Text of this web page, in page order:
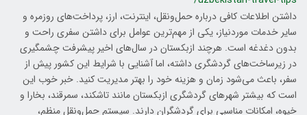
داشتن اطلاعات کافی درباره حمل‌ونقل، اینترنت، ارز، پرداخت‌های روزمره و
سایر خدمات موردنیاز، یکی از مهم‌ترین عوامل برای داشتن سفری راحت و
بدون دغدغه است. هرچند ازبکستان در سال‌های اخیر پیشرفت چشمگیری
در زیرساخت‌های گردشگری داشته، اما آشنایی با شرایط این کشور پیش از
سفر، باعث می‌شود زمان و هزینه خود را بهتر مدیریت کنید. خبر خوب این
است که بیشتر شهرهای گردشگری ازبکستان مانند تاشکند، سمرقند، بخارا و
خیوه، امکانات مناسبی برای گردشگران دارند. سیستم حمل‌ونقل منظم،